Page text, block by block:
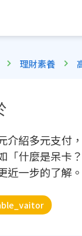
理財素養
介紹多元支付
「什麼是呆卡
近一步的了解。